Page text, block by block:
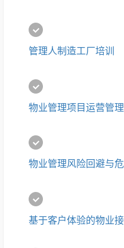
管理人制造工厂培训
物业管理项目运营管
物业管理风险回避与
基于客户体验的物业